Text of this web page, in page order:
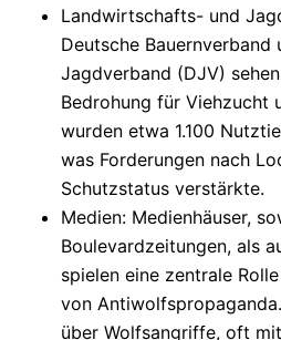
Landwirtschafts- und
Deutsche Bauernverband
Jagdverband (DJV)
Bedrohung für Viehzucht
wurden etwa 1.100
was Forderungen nach
Schutzstatus verstärkte.
Medien: Medienhäuser,
Boulevardzeitungen, als
spielen eine zentrale
von
über Wolfsangriffe, oft